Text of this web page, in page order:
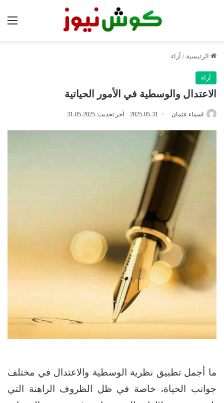
الرئيسية / آراء
آراء
الاعتدال والوسطية في الأمور الحياتية
اسماء عثمان 2025-05-31 آخر تحديث: 2025-05-31
ما أجمل تطبيق نظرية الوسطية والاعتدال في مختلف
جوانب الحياة، خاصة في ظل الظروف الراهنة التي